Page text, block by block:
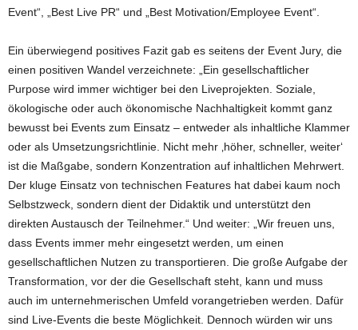
Event“, „Best Live PR“ und „Best Motivation/Employee Event“.
Ein überwiegend positives Fazit gab es seitens der Event Jury, die
einen positiven Wandel verzeichnete: „Ein gesellschaftlicher
Purpose wird immer wichtiger bei den Liveprojekten. Soziale,
ökologische oder auch ökonomische Nachhaltigkeit kommt ganz
bewusst bei Events zum Einsatz – entweder als inhaltliche Klammer
oder als Umsetzungsrichtlinie. Nicht mehr ‚höher, schneller, weiter‘
ist die Maßgabe, sondern Konzentration auf inhaltlichen Mehrwert.
Der kluge Einsatz von technischen Features hat dabei kaum noch
Selbstzweck, sondern dient der Didaktik und unterstützt den
direkten Austausch der Teilnehmer.“ Und weiter: „Wir freuen uns,
dass Events immer mehr eingesetzt werden, um einen
gesellschaftlichen Nutzen zu transportieren. Die große Aufgabe der
Transformation, vor der die Gesellschaft steht, kann und muss
auch im unternehmerischen Umfeld vorangetrieben werden. Dafür
sind Live-Events die beste Möglichkeit. Dennoch würden wir uns